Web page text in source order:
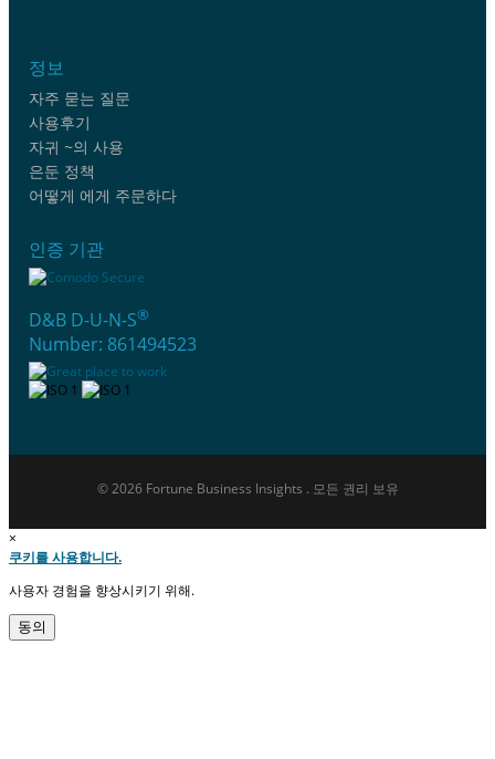
정보
자주 묻는 질문
사용후기
자귀 ~의 사용
은둔 정책
어떻게 에게 주문하다
인증 기관
D&B D-U-N-S®
Number: 861494523
© 2026 Fortune Business Insights . 모든 권리 보유
×
쿠키를 사용합니다.
사용자 경험을 향상시키기 위해.
동의